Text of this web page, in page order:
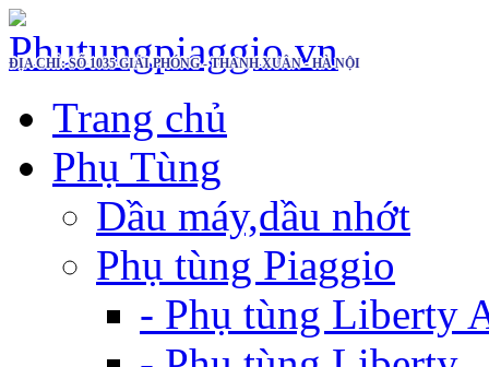
ĐỊA CHỈ: SỐ 1035 GIẢI PHÓNG - THANH XUÂN - HÀ NỘI
Trang chủ
Phụ Tùng
Dầu máy,dầu nhớt
Phụ tùng Piaggio
- Phụ tùng Liberty